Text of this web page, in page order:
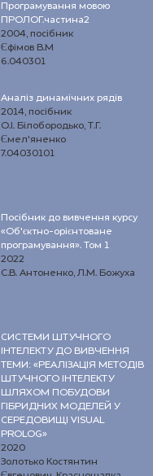
Програмування мовою
ПРОЛОГ.частина2
2004, посібник
Єфімов В.М
6.040301
Аналіз динамічних рядів
2014, посібник
О.І. Білобородько, Т.Г.
Ємел’яненко
7.04030101
Посібник до вивчення курсу
«Об’єктно-орієнтоване
програмування». Том 1
2022
С.В. Антоненко, Л.М. Божуха
СИСТЕМИ ШТУЧНОГО
ІНТЕЛЕКТУ ДО ВИВЧЕННЯ
ТЕМИ: «РЕАЛІЗАЦІЯ МЕТОДІВ
ШТУЧНОГО ІНТЕЛЕКТУ
ШЛЯХОМ ПОБУДОВИ
ГІБРИДНИХ МОДЕЛЕЙ У
СЕРЕДОВИЩІ VISUAL
PROLOG»
2020
Золотько Костянтин